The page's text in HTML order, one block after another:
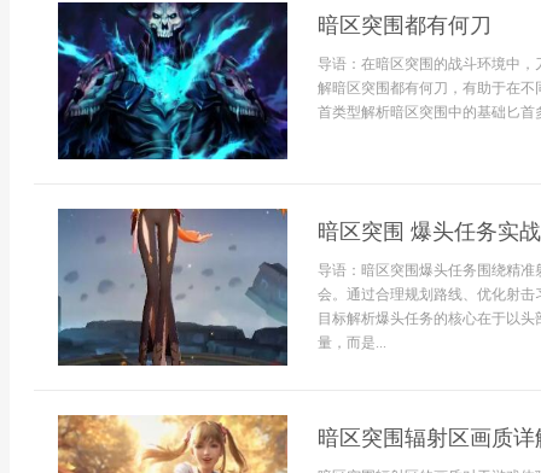
暗区突围都有何刀
导语：在暗区突围的战斗环境中
解暗区突围都有何刀，有助于在
首类型解析暗区突围中的基础匕首
暗区突围 爆头任务实
导语：暗区突围爆头任务围绕精
会。通过合理规划路线、优化射
目标解析爆头任务的核心在于以
量，而是...
暗区突围辐射区画质